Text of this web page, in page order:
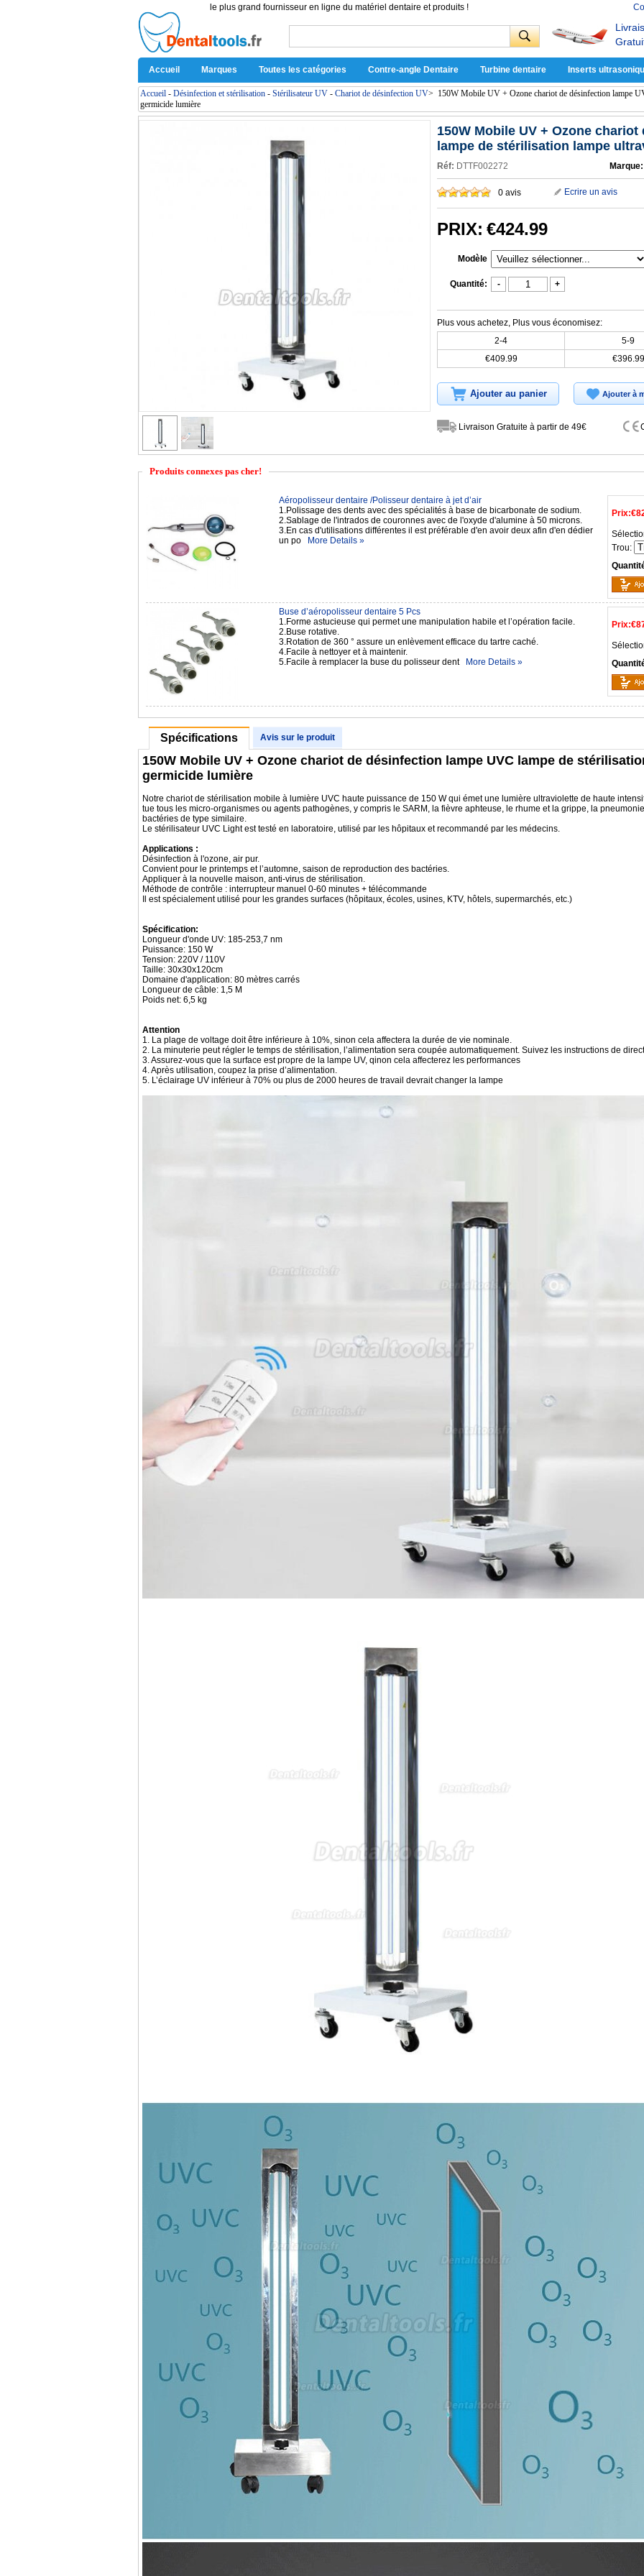
le plus grand fournisseur en ligne du matériel dentaire et produits !
Accueil Marques Toutes les catégories Contre-angle Dentaire Turbine dentaire Inserts
Accueil - Désinfection et stérilisation - Stérilisateur UV - Chariot de désinfection UV> 150W Mobile UV + Ozone chariot de désinfection lampe
germicide lumière
150W Mobile UV + Ozone
lampe de stérilisation lampe
Réf: DTTF002272 Marque:
0 avis Ecrire un avis
PRIX: €424.99
Modèle
Quantité: - +
Plus vous achetez, Plus vous économisez:
2-4
5-9
€409.99
€396.99
Ajouter au panier Ajouter à
Livraison Gratuite à partir de 49€
Produits connexes pas cher!
Prix:
Trou:
Aéropolisseur dentaire /Polisseur dentaire à jet d’air
1.Polissage des dents avec des spécialités à base de bicarbonate de sodium.
2.Sablage de l'intrados de couronnes avec de l'oxyde d'alumine à 50 microns.
3.En cas d'utilisations différentes il est préférable d'en avoir deux afin d'en dédier
un po
More Details »
Prix:
Buse d’aéropolisseur dentaire 5 Pcs
1.Forme astucieuse qui permet une manipulation habile et l’opération facile.
2.Buse rotative.
3.Rotation de 360 ° assure un enlèvement efficace du tartre caché.
4.Facile à nettoyer et à maintenir.
5.Facile à remplacer la buse du polisseur dent
More Details »
Spécifications Avis sur le produit
150W Mobile UV + Ozone chariot de désinfection lampe UVC lampe de
germicide lumière
Notre chariot de stérilisation mobile à lumière UVC haute puissance de 150 W qui émet une lumière ultraviolette de haute
tue tous les micro-organismes ou agents pathogènes, y compris le SARM, la fièvre aphteuse, le rhume et la grippe, la
bactéries de type similaire.
Le stérilisateur UVC Light est testé en laboratoire, utilisé par les hôpitaux et recommandé par les médecins.
Applications :
Désinfection à l'ozone, air pur.
Convient pour le printemps et l’automne, saison de reproduction des bactéries.
Appliquer à la nouvelle maison, anti-virus de stérilisation.
Méthode de contrôle : interrupteur manuel 0-60 minutes + télécommande
Il est spécialement utilisé pour les grandes surfaces (hôpitaux, écoles, usines, KTV, hôtels, supermarchés, etc.)
Spécification:
Longueur d'onde UV: 185-253,7 nm
Puissance: 150 W
Tension: 220V / 110V
Taille: 30x30x120cm
Domaine d'application: 80 mètres carrés
Longueur de câble: 1,5 M
Poids net: 6,5 kg
Attention
1. La plage de voltage doit être inférieure à 10%, sinon cela affectera la durée de vie nominale.
2. La minuterie peut régler le temps de stérilisation, l’alimentation sera coupée automatiquement. Suivez les instructions de
3. Assurez-vous que la surface est propre de la lampe UV, qinon cela affecterez les performances
4. Après utilisation, coupez la prise d’alimentation.
5. L’éclairage UV inférieur à 70% ou plus de 2000 heures de travail devrait changer la lampe